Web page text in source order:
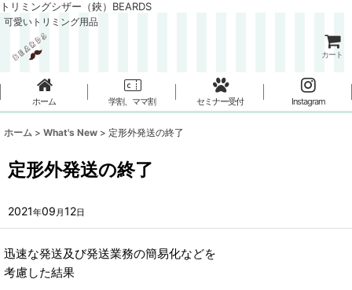
トリミングシザー（鋏）BEARDS
可愛いトリミング用品
カート
ホーム 学割、ママ割 セミナー受付 Instagram
ホーム > What's New > 定形外発送の終了
定形外発送の終了
2021年09 月 12日
迅速な発送及び発送業務の簡易化などを
考慮した結果